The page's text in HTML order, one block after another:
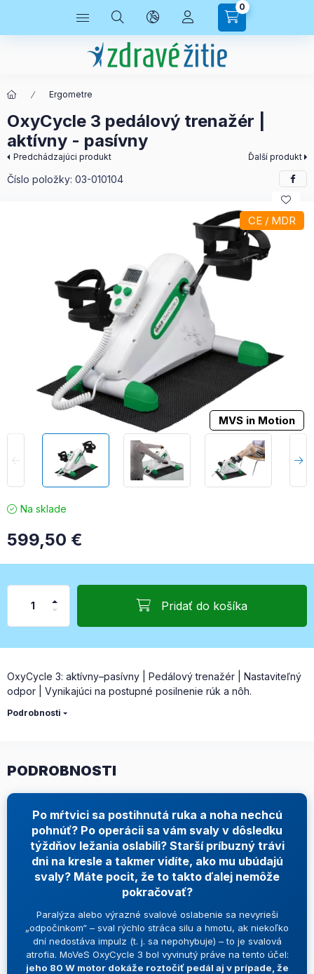
0
Ergometre
OxyCycle 3 pedálový trenažér |
aktívny - pasívny
Predchádzajúci produkt Ďalší produkt
Číslo položky: 03-010104
CE / MDR
MVS in Motion
Na sklade
599,50 €
Pridať do košíka
OxyCycle 3: aktívny–pasívny | Pedálový trenažér | Nastaviteľný
odpor | Vynikajúci na postupné posilnenie rúk a nôh.
Podrobnosti
PODROBNOSTI
Po mŕtvici sa postihnutá ruka a noha nechcú
pohnúť? Po operácii sa vám svaly v dôsledku
týždňov ležania oslabili? Starší príbuzný trávi
dni na kresle a takmer vidíte, ako mu ubúdajú
svaly? Máte pocit, že to takto ďalej nemôže
pokračovať?
Paralýza alebo výrazné svalové oslabenie sa nevyrieši
„odpočinkom“ – sval rýchlo stráca silu a hmotu, ak niekoľko
dní nedostáva impulz (t. j. sa nepohybuje) – to je svalová
atrofia. MoVeS OxyCycle 3 bol vyvinutý práve na tento účel:
jeho 80 W motor dokáže roztočiť pedál aj v prípade, že